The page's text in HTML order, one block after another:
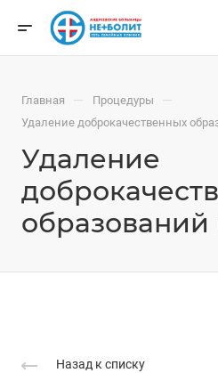
Главная — Процедуры —
Удаление доброкачественных
Удаление
образований
Назад к списку